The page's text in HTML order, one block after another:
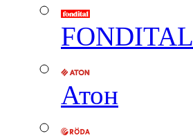
FONDITAL
Атон